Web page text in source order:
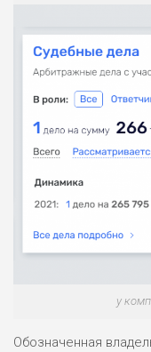
у
Обозначенная